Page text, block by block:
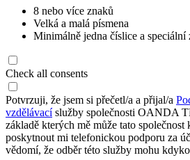
8 nebo více znaků
Velká a malá písmena
Minimálně jedna číslice a speciální
Check all consents
Potvrzuji, že jsem si přečetl/a a přijal/a
vzdělávacíslužby společnosti OANDA
základě kterých mě může tato společnost
poskytnout mi telefonickou podporu za
vědomí, že odběr této služby mohu